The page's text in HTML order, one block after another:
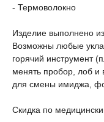
- Термоволокно
Изделие выполнено
Возможны любые
горячий инструмент
менять пробор, лоб и
для смены имиджа,
Скидка по